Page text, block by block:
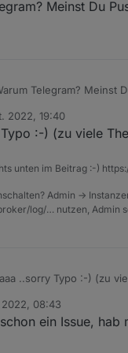
: false ,
,
"conditions"
: ">=",
,
"-18",
-
= false;
"triggers",
1665724678070,
Meinst Du
Telegram? Meinst
2022, 19:40
:-) (zu viele
unten im Beitrag :-)
Admin ->
log/… nutzen, Admin
..sorry Typo :-) (zu
08:43
ein Issue, hab